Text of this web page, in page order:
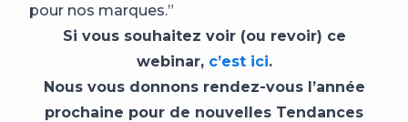
pour nos marques.”
Si vous souhaitez voir (ou revoir) ce
webinar, c’est ici.
Nous vous donnons rendez-vous l’année
prochaine pour de nouvelles Tendances